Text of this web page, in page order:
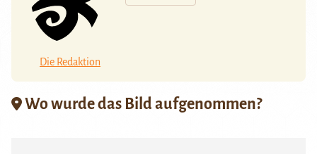
Die Redaktion
Wo wurde das Bild aufgenommen?